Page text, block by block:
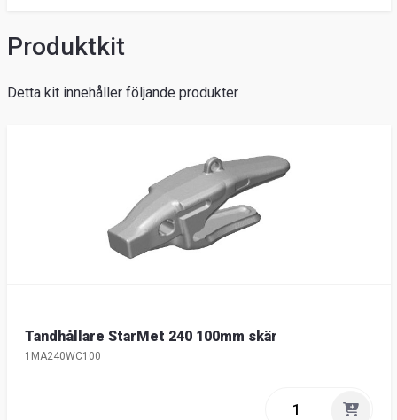
Produktkit
Detta kit innehåller följande produkter
Tandhållare StarMet 240 100mm skär
1MA240WC100